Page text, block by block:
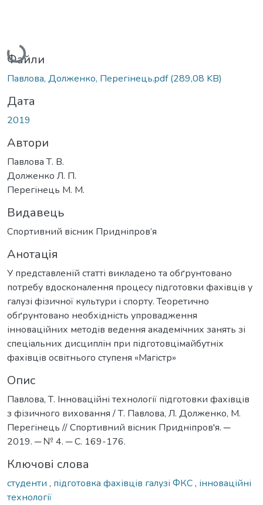
Вантажиться...
Файли
Павлова, Долженко, Перегінець.pdf(289,08 KB)
Дата
2019
Автори
Павлова Т. В.
Долженко Л. П.
Перегінець М. М.
Видавець
Спортивний вісник Придніпров’я
Анотація
У представленій статті викладено та обґрунтовано
потребу вдосконалення процесу підготовки фахівців у
галузі фізичної культури і спорту. Теоретично
обґрунтовано необхідність упровадження
інноваційних методів ведення академічних занять зі
спеціальних дисциплін при підготовцімайбутніх
фахівців освітнього ступеня «Магістр»
Опис
Павлова, Т. Інноваційні технології підготовки фахівців
з фізичного виховання / Т. Павлова, Л. Долженко, М.
Перегінець // Спортивний вісник Придніпров'я. ─
2019. ─ № 4. ─ С. 169-176.
Ключові слова
студенти , підготовка фахівців галузі ФКС, інноваційні
технології